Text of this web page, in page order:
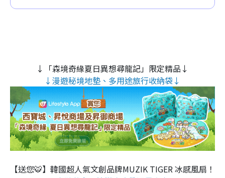
↓「森境奇緣夏日異想尋龍記」限定精品↓
↓漫遊秘境地墊、多用途旅行收納袋↓
【送您🐯】韓國超人氣文創品牌MUZIK TIGER 冰感風扇！